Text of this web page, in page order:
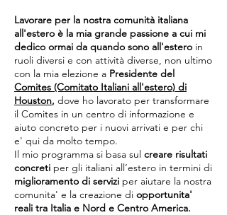
Lavorare per la nostra comunità italiana
all'estero è la mia grande passione a cui mi
dedico ormai da quando sono all'estero in
ruoli diversi e con attività diverse, non ultimo
con la mia elezione a Presidente del
Comites (Comitato Italiani all'estero) di
Houston, dove ho lavorato per transformare
il Comites in un centro di informazione e
aiuto concreto per i nuovi arrivati e per chi
e' qui da molto tempo.
Il mio programma si basa sul creare risultati
concreti per gli italiani all’estero in termini di
miglioramento di servizi per aiutare la nostra
comunita' e la creazione di opportunita'
reali tra Italia e Nord e Centro America.